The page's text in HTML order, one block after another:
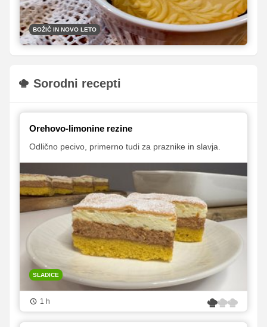
BOŽIČ IN NOVO LETO
Sorodni recepti
Orehovo-limonine rezine
Odlično pecivo, primerno tudi za praznike in slavja.
SLADICE
1 h